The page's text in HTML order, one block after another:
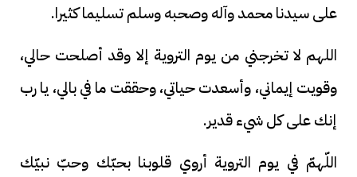
على سيدنا محمد وآله وصحبه وسلم تسليما كثيرا.
اللهم لا تخرجني من يوم التروية إلا وقد أصلحت حالي،
وقويت إيماني، وأسعدت حياتي، وحققت ما في بالي، يا رب
إنك على كل شيء قدير.
اللّهمّ في يوم التروية أروي قلوبنا بحبّك وحبّ نبيّك